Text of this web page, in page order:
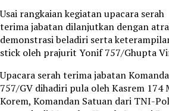
Usai rangkaian kegiatan upacara serah
terima jabatan dilanjutkan dengan
demonstrasi beladiri serta
stick oleh prajurit Yonif 757/Ghupta
Upacara serah terima jabatan
757/GV dihadiri pula oleh Kasrem 174
Korem, Komandan Satuan dari TNI-